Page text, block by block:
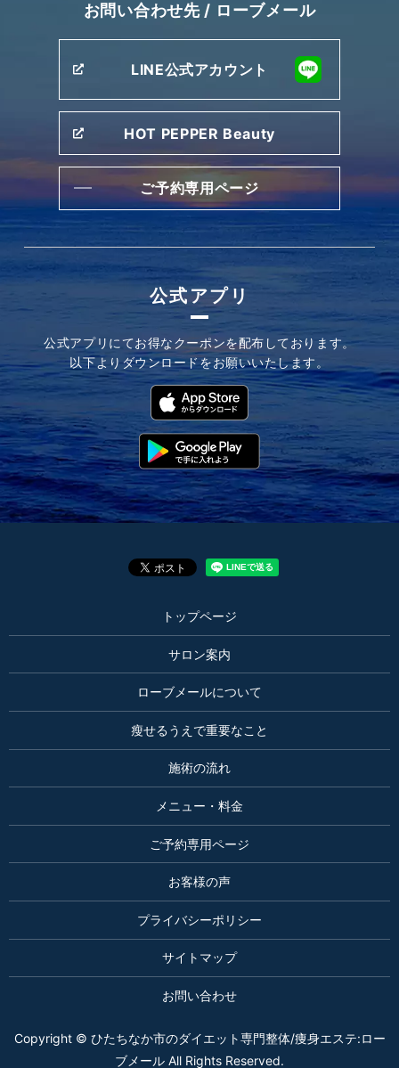
お問い合わせ先 / ローブメール
LINE公式アカウント
HOT PEPPER Beauty
ご予約専用ページ
公式アプリ
公式アプリにてお得なクーポンを配布しております。
以下よりダウンロードをお願いいたします。
トップページ
サロン案内
ローブメールについて
瘦せるうえで重要なこと
施術の流れ
メニュー・料金
ご予約専用ページ
お客様の声
プライバシーポリシー
サイトマップ
お問い合わせ
Copyright © ひたちなか市のダイエット専門整体/痩身エステ:ロー
ブメール All Rights Reserved.